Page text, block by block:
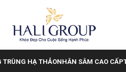
TRÙNG HẠ THẢONHÂN SÂM CAO CẤP